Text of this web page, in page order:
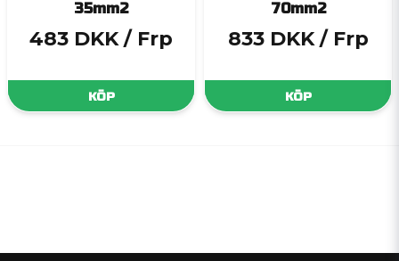
35mm2
483 DKK / Frp
KÖP
70mm2
833 DKK / Frp
KÖP